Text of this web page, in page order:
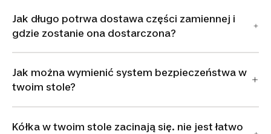
Jak długo potrwa dostawa części zamiennej i
gdzie zostanie ona dostarczona?
Jak można wymienić system bezpieczeństwa w
twoim stole?
Kółka w twoim stole zacinają się. nie jest łatwo